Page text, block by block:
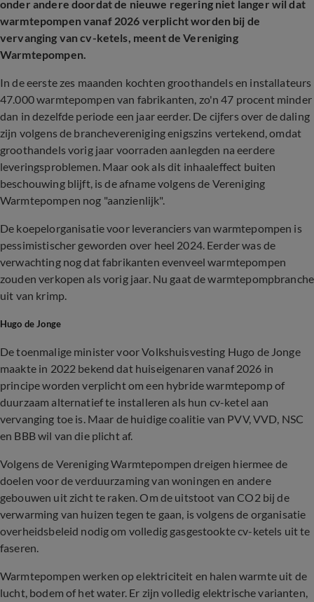
onder andere doordat de nieuwe regering niet langer wil dat
warmtepompen vanaf 2026 verplicht worden bij de
vervanging van cv-ketels, meent de Vereniging
Warmtepompen.
In de eerste zes maanden kochten groothandels en installateurs
47.000 warmtepompen van fabrikanten, zo'n 47 procent minder
dan in dezelfde periode een jaar eerder. De cijfers over de daling
zijn volgens de branchevereniging enigszins vertekend, omdat
groothandels vorig jaar voorraden aanlegden na eerdere
leveringsproblemen. Maar ook als dit inhaaleffect buiten
beschouwing blijft, is de afname volgens de Vereniging
Warmtepompen nog "aanzienlijk".
De koepelorganisatie voor leveranciers van warmtepompen is
pessimistischer geworden over heel 2024. Eerder was de
verwachting nog dat fabrikanten evenveel warmtepompen
zouden verkopen als vorig jaar. Nu gaat de warmtepompbranche
uit van krimp.
Hugo de Jonge
De toenmalige minister voor Volkshuisvesting Hugo de Jonge
maakte in 2022 bekend dat huiseigenaren vanaf 2026 in
principe worden verplicht om een hybride warmtepomp of
duurzaam alternatief te installeren als hun cv-ketel aan
vervanging toe is. Maar de huidige coalitie van PVV, VVD, NSC
en BBB wil van die plicht af.
Volgens de Vereniging Warmtepompen dreigen hiermee de
doelen voor de verduurzaming van woningen en andere
gebouwen uit zicht te raken. Om de uitstoot van CO2 bij de
verwarming van huizen tegen te gaan, is volgens de organisatie
overheidsbeleid nodig om volledig gasgestookte cv-ketels uit te
faseren.
Warmtepompen werken op elektriciteit en halen warmte uit de
lucht, bodem of het water. Er zijn volledig elektrische varianten,